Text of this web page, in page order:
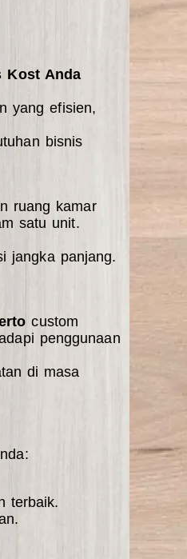
Kost Anda
yang efisien,
bisnis
ruang kamar
satu unit.
jangka panjang.
custom
penggunaan
di masa
terbaik.